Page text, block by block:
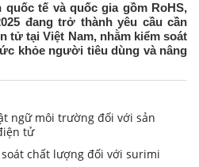
quốc tế và quốc gia gồm RoHS,
đang trở thành yêu cầu cần
tử tại Việt Nam, nhằm kiểm soát
khỏe người tiêu dùng và nâng
ngữ môi trường đối với sản
tử
soát chất lượng đối với surimi